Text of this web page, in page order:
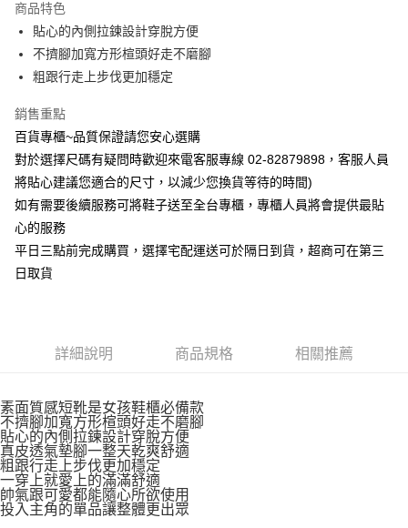
宅配
每筆NT$90，滿NT$1,000(含以上)免運費
商品特色
貼心的內側拉鍊設計穿脫方便
不擠腳加寬方形楦頭好走不磨腳
粗跟行走上步伐更加穩定
銷售重點
百貨專櫃~品質保證請您安心選購
對於選擇尺碼有疑問時歡迎來電客服專線 02-82879898，客服人員
將貼心建議您適合的尺寸，以減少您換貨等待的時間)
如有需要後續服務可將鞋子送至全台專櫃，專櫃人員將會提供最貼
心的服務
平日三點前完成購買，選擇宅配運送可於隔日到貨，超商可在第三
日取貨
詳細說明 商品規格 相關推薦
素面質感短靴是女孩鞋櫃必備款
不擠腳加寬方形楦頭好走不磨腳
貼心的內側拉鍊設計穿脫方便
真皮透氣墊腳一整天乾爽舒適
粗跟行走上步伐更加穩定
一穿上就愛上的滿滿舒適
帥氣跟可愛都能隨心所欲使用
投入主角的單品讓整體更出眾